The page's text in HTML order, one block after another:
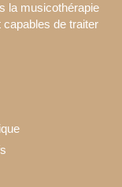
la musicothérapie
de traiter